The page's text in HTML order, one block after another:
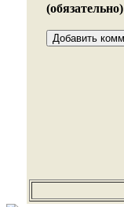
(обязательно)